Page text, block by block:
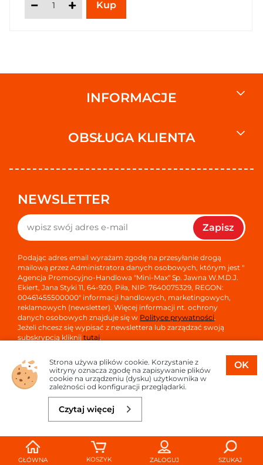
GŁÓWNA KOSZYK ZALOGUJ SZUKAJ
92,97 zł
INFORMACJE
OBSŁUGA KLIENTA
NEWSLETTER
Zapisz
Podając adres email wyrażam zgodę na przesyłanie drogą
mailową przez Administratora danych osobowych, którym jest "
Agencja Promocyjno-Handlowa "Mini-Max" Sp. Jawna W.M.D.J.
Ekiert, Jana Styki 11, 64-920, Piła, NIP: 7640075329, REGON:
00461455500000" informacji handlowych, marketingowych,
reklamowych (newsletter). Więcej informacji nt. ochrony
danych osobowych znajduje się w Polityce prywatności.
Jeżeli chcesz się wypisać z newslettera lub zarządzać swoją
subskrypcją kliknijtutaj.
Copyright © 2026
Oprogramowanie sklepu:
Projekt i strony:
OK
Strona używa plików cookie. Korzystanie z
witryny oznacza zgodę na zapisywanie plików
cookie na urządzeniu (dysku) użytkownika w
zależności od konfiguracji przeglądarki.
Czytaj więcej